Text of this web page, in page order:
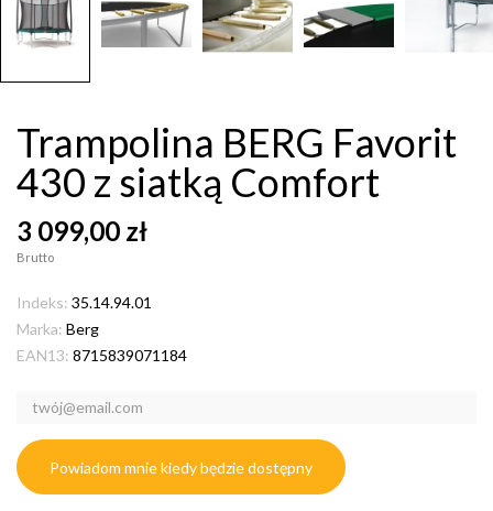
Trampolina BERG Favorit
430 z siatką Comfort
3 099,00 zł
Brutto
Indeks: 35.14.94.01
Marka: Berg
EAN13: 8715839071184
Powiadom mnie kiedy będzie dostępny